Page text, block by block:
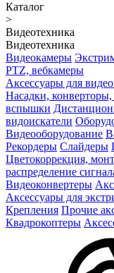
Каталог
>
Видеотехника
Видеотехника
Видеокамеры
PTZ, вебкамеры
Аксессуары для
Насадки,
вспышки
видоискатели
Видеооборудование
Рекордеры Слайдеры
Цветокоррекция,
распределение
Видеоконвертеры
Аксессуары для
Крепления Прочие
Квадрокоптеры